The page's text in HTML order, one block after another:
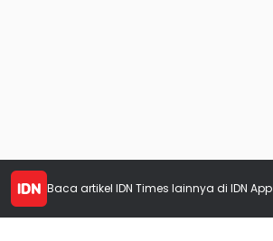
Baca artikel IDN Times lainnya di IDN App